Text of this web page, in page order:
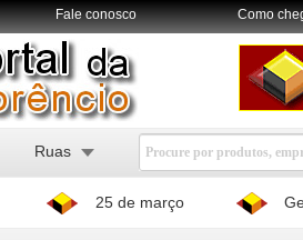
Fale conosco Como
Ruas
25 de março